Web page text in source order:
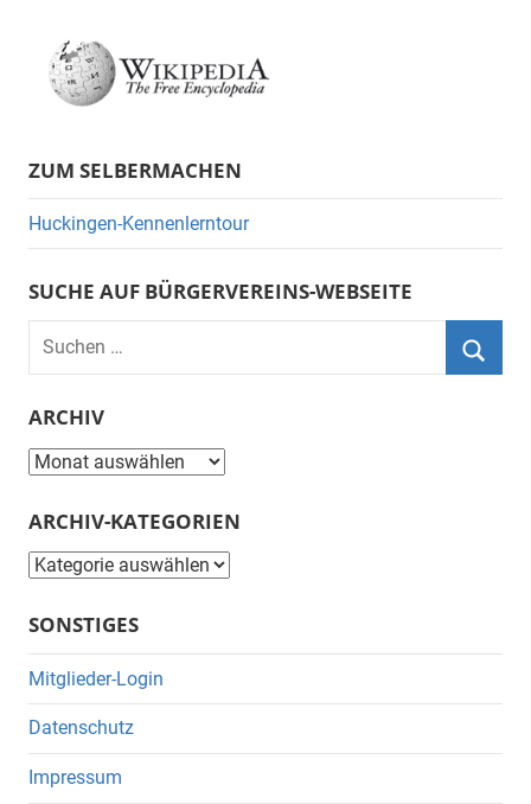
ZUM SELBERMACHEN
Huckingen-Kennenlerntour
SUCHE AUF BÜRGERVEREINS-WEBSEITE
Suchen
nach:
ARCHIV
Archiv
ARCHIV-KATEGORIEN
Archiv-
SONSTIGES
Mitglieder-Login
Datenschutz
Impressum